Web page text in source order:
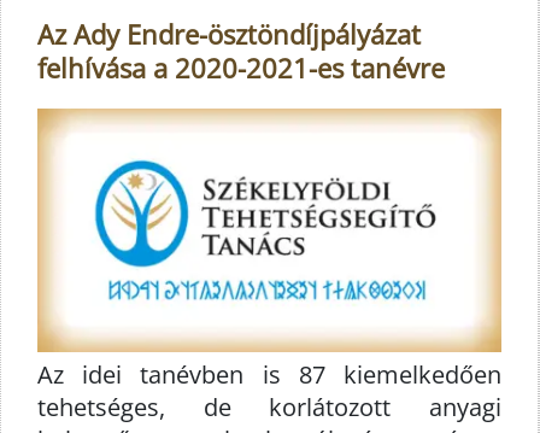
Az Ady Endre-ösztöndíjpályázat
felhívása a 2020-2021-es tanévre
Az idei tanévben is 87 kiemelkedően
tehetséges, de korlátozott anyagi